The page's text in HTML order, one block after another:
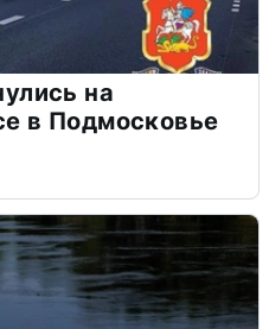
на
в Подмосковье